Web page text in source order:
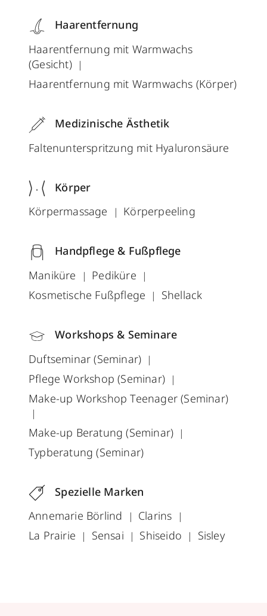
Haarentfernung
Haarentfernung mit Warmwachs
(Gesicht)
Haarentfernung mit Warmwachs (Körper)
Medizinische Ästhetik
Faltenunterspritzung mit Hyaluronsäure
Körper
Körpermassage
Körperpeeling
Handpflege & Fußpflege
Maniküre
Pediküre
Kosmetische Fußpflege
Shellack
Workshops & Seminare
Duftseminar (Seminar)
Pflege Workshop (Seminar)
Make-up Workshop Teenager (Seminar)
Make-up Beratung (Seminar)
Typberatung (Seminar)
Spezielle Marken
Annemarie Börlind
Clarins
La Prairie
Sensai Shiseido Sisley